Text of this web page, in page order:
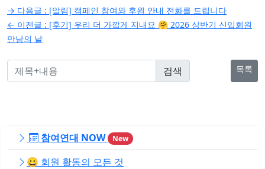
글
탐
색
→ 다음글 : [알림] 캠페인 참여와 후원 안내 전화를 드립니다
← 이전글 : [후기] 우리 더 가깝게 지내요 🤗 2026 상반기 신입회원
만남의 날
목록
참여연대 NOW New
😀 회원 활동의 모든 것